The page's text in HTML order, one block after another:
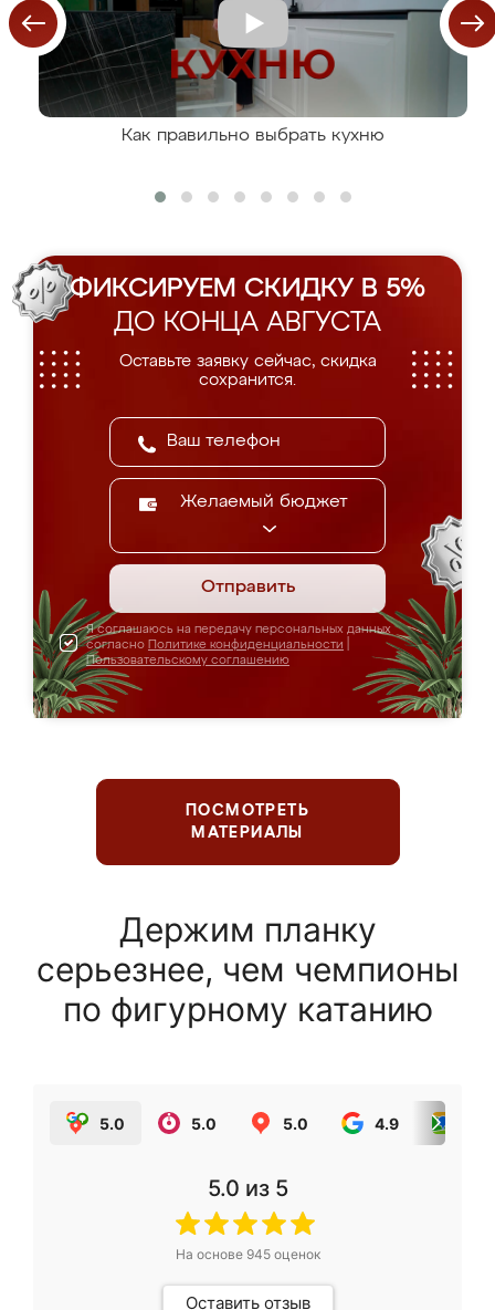
Как правильно выбрать кухню
ФИКСИРУЕМ СКИДКУ В 5%
ДО КОНЦА АВГУСТА
Оставьте заявку сейчас, скидка
сохранится.
Желаемый бюджет
Отправить
Я соглашаюсь на передачу персональных данных
согласно Политике конфиденциальности
Пользовательскому соглашению
ПОСМОТРЕТЬ
МАТЕРИАЛЫ
Держим планку
серьезнее, чем чемпионы
по фигурному катанию
5.0 5.0 5.0 4.9
5.0 из 5
На основе 945оценок
Оставить отзыв